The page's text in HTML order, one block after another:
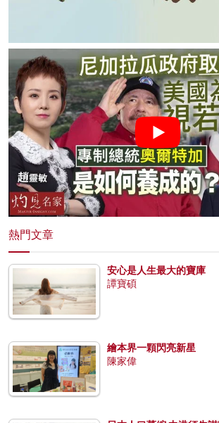
熱門文章
安心是人生最大的寶庫
譚寶碩
繪本界一顆閃亮新星
陳家偉